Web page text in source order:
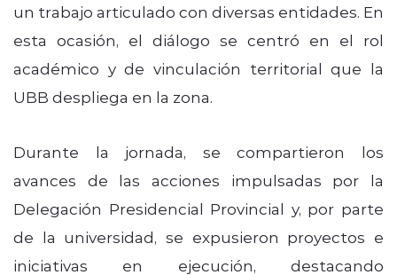
un trabajo articulado con diversas entidades. En
esta ocasión, el diálogo se centró en el rol
académico y de vinculación territorial que la
UBB despliega en la zona.
Durante la jornada, se compartieron los
avances de las acciones impulsadas por la
Delegación Presidencial Provincial y, por parte
de la universidad, se expusieron proyectos e
iniciativas en ejecución, destacando